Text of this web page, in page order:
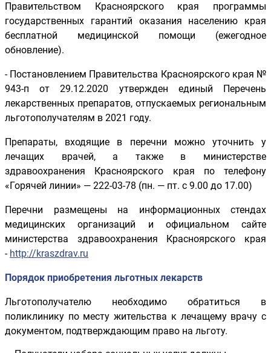
Правительством Красноярского края программы
государственных гарантий оказания населению края
бесплатной медицинской помощи (ежегодное
обновление).
- Постановлением Правительства Красноярского края №
943-п от 29.12.2020 утвержден единый Перечень
лекарственных препаратов, отпускаемых региональным
льготополучателям в 2021 году.
Препараты, входящие в перечни можно уточнить у
лечащих врачей, а также в министерстве
здравоохранения Красноярского края по телефону
«Горячей линии» — 222-03-78 (пн. — пт. с 9.00 до 17.00)
Перечни размещены на информационных стендах
медицинских организаций и официальном сайте
министерства здравоохранения Красноярского края
- http://kraszdrav.ru
Порядок приобретения льготных лекарств
Льготополучателю необходимо обратиться в
поликлинику по месту жительства к лечащему врачу с
документом, подтверждающим право на льготу.